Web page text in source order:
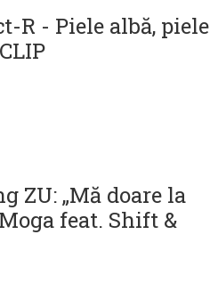
R - Piele albă, piele
ZU: „Mă doare la
feat. Shift &